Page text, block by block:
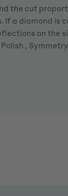
the cut
If a diamond is
on the
,